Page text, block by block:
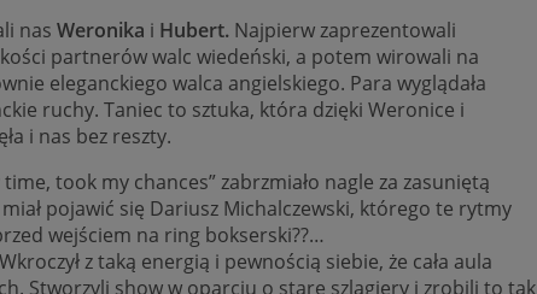
nas Weronika i Hubert. Najpierw zaprezentowali
partnerów walc wiedeński, a potem wirowali na
eleganckiego walca angielskiego. Para wyglądała
ruchy. Taniec to sztuka, która dzięki Weronice i
i nas bez reszty.
took my chances” zabrzmiało nagle za zasuniętą
pojawić się Dariusz Michalczewski, którego te rytmy
wejściem na ring bokserski??…
Wkroczył z taką energią i pewnością siebie, że cała aula
Stworzyli show w oparciu o stare szlagiery i zrobili to tak